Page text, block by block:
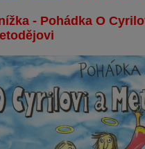
- Pohádka O